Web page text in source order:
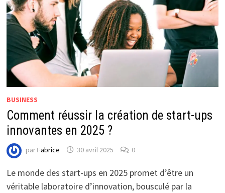
BUSINESS
Comment réussir la création de start-ups
innovantes en 2025 ?
parFabrice 30 avril 2025 0
Le monde des start-ups en 2025 promet d’être un
véritable laboratoire d’innovation, bousculé par la